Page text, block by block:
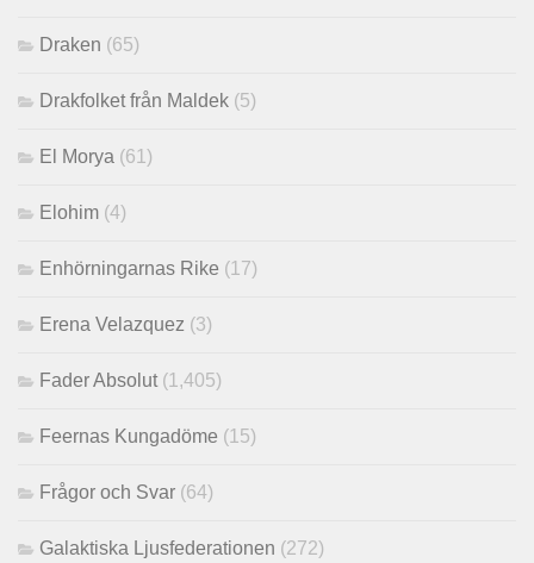
Draken (65)
Drakfolket från Maldek (5)
El Morya (61)
Elohim (4)
Enhörningarnas Rike (17)
Erena Velazquez (3)
Fader Absolut (1,405)
Feernas Kungadöme (15)
Frågor och Svar (64)
Galaktiska Ljusfederationen (272)